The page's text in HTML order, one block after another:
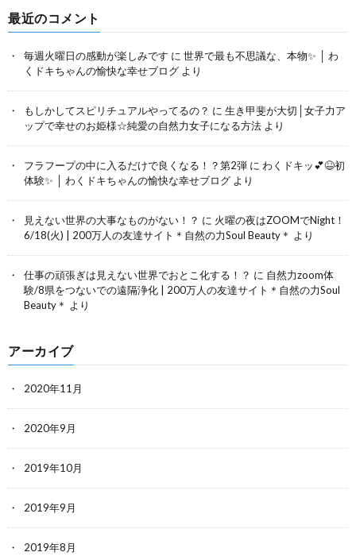
最近のコメント
毎週火曜日の感動が楽しみです に 世界で最も不思議な、本物✨ │ わ
くドキちゃんの愉快な幸せブログ より
もしかしてスピリチュアルやってるの？ に 生き甲斐が大切│女子力ア
ップで幸せのお姫様☆純愛の自然力女子になる方法 より
フラフープの中に入るだけで良くなる！？第2弾 に わくドキッ💕😆初
体験✨ │ わくドキちゃんの愉快な幸せブログ より
見えない世界の大事なものがない！？ に 火曜の夜はZOOMでNight！
6/18(火) | 200万人の友達サイト＊自然の力Soul Beauty＊ より
仕事の頑張ぎは見えない世界でおとこ化する！？ に 自然力zoom体
験/8県をつないでの遠隔浄化 | 200万人の友達サイト＊自然の力Soul
Beauty＊ より
アーカイブ
2020年11月
2020年9月
2019年10月
2019年9月
2019年8月